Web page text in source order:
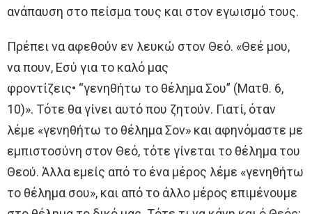
ανάπαυση στο πείσμα τους και στον εγωισμό τους.
Πρέπει να αφεθούν εν λευκώ στον Θεό. «Θεέ μου,
να πουν, Εσύ για το καλό μας
φροντίζεις• “γενηθήτω το θέλημα Σου” (Ματθ. 6,
10)». Τότε θα γίνει αυτό που ζητούν. Γιατί, όταν
λέμε «γενηθήτω το θέλημα Σον» και αφηνόμαστε με
εμπιστοσύνη στον Θεό, τότε γίνεται το θέλημα του
Θεού. Άλλα εμείς από το ένα μέρος λέμε «γενηθήτω
το θέλημα σου», και από το άλλο μέρος επιμένουμε